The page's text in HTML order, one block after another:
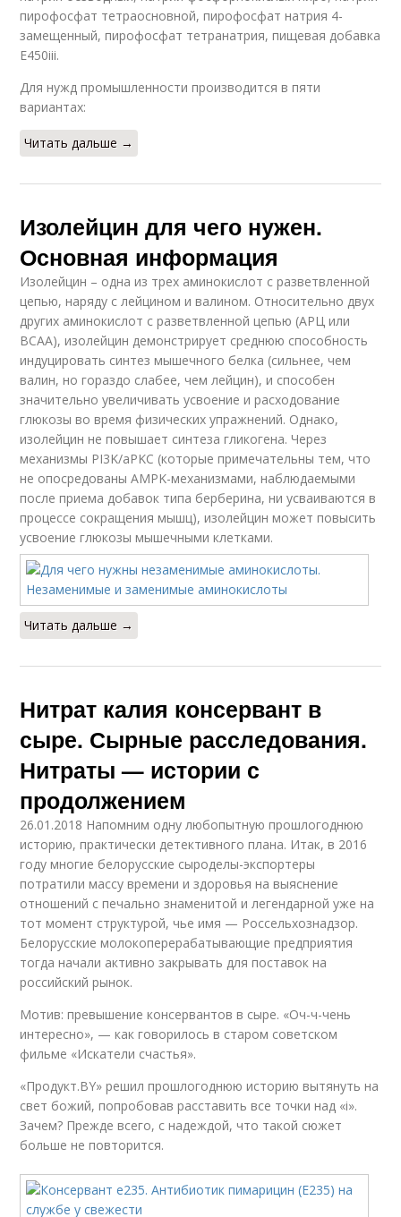
пирофосфат тетраосновной, пирофосфат натрия 4-
замещенный, пирофосфат тетранатрия, пищевая добавка
E450iii.
Для нужд промышленности производится в пяти
вариантах:
Читать дальше →
Изолейцин для чего нужен.
Основная информация
Изолейцин – одна из трех аминокислот с разветвленной
цепью, наряду с лейцином и валином. Относительно двух
других аминокислот с разветвленной цепью (АРЦ или
BCAA), изолейцин демонстрирует среднюю способность
индуцировать синтез мышечного белка (сильнее, чем
валин, но гораздо слабее, чем лейцин), и способен
значительно увеличивать усвоение и расходование
глюкозы во время физических упражнений. Однако,
изолейцин не повышает синтеза гликогена. Через
механизмы PI3K/aPKC (которые примечательны тем, что
не опосредованы AMPK-механизмами, наблюдаемыми
после приема добавок типа берберина, ни усваиваются в
процессе сокращения мышц), изолейцин может повысить
усвоение глюкозы мышечными клетками.
Читать дальше →
Нитрат калия консервант в
сыре. Сырные расследования.
Нитраты — истории с
продолжением
26.01.2018 Напомним одну любопытную прошлогоднюю
историю, практически детективного плана. Итак, в 2016
году многие белорусские сыроделы-экспортеры
потратили массу времени и здоровья на выяснение
отношений с печально знаменитой и легендарной уже на
тот момент структурой, чье имя — Россельхознадзор.
Белорусские молокоперерабатывающие предприятия
тогда начали активно закрывать для поставок на
российский рынок.
Мотив: превышение консервантов в сыре. «Оч-ч-чень
интересно», — как говорилось в старом советском
фильме «Искатели счастья».
«Продукт.BY» решил прошлогоднюю историю вытянуть на
свет божий, попробовав расставить все точки над «i».
Зачем? Прежде всего, с надеждой, что такой сюжет
больше не повторится.